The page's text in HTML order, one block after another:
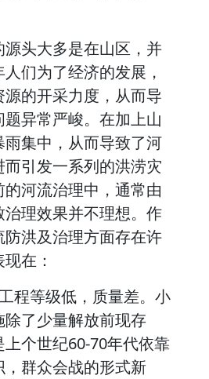
头大多是在山区，并
们为了经济的发展，
的开采力度，从而导
异常严峻。在加上山
集中，从而导致了河
引发一系列的洪涝灾
河流治理中，通常由
理效果并不理想。作
洪及治理方面存在许
在：
程等级低，质量差。小
了少量解放前现存
个世纪60-70年代依靠
群众会战的形式新